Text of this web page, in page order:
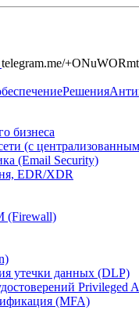
telegram.me/
Решения
бизнеса
(с
(Email Security)
EDR/XDR
(Firewall)
утечки данных (DLP)
Privileged
(MFA)